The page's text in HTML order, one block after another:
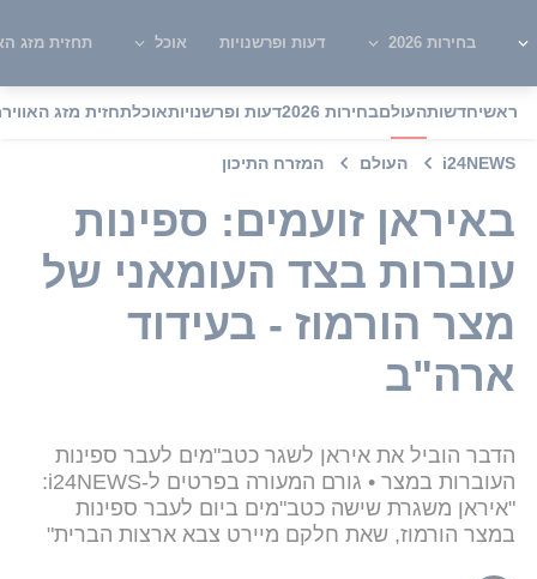
בחירות 2026 דעות ופרשנויות אוכל תחזית מזג
ראשיחדשותהעולםבחירות 2026 דעות ופרשנויותאוכלתחזית מזג האוויר
i24NEWS העולם המזרח התיכון
באיראן זועמים: ספינות
עוברות בצד העומאני של
מצר הורמוז - בעידוד
ארה"ב
הדבר הוביל את איראן לשגר כטב"מים לעבר ספינות
העוברות במצר • גורם המעורה בפרטים ל-i24NEWS:
"איראן משגרת שישה כטב"מים ביום לעבר ספינות
במצר הורמוז, שאת חלקם מיירט צבא ארצות הברית"